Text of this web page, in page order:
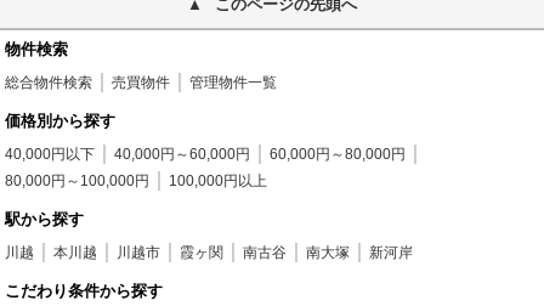
このページの先頭へ
物件検索
総合物件検索 売買物件 管理物件一覧
価格別から探す
40,000円以下 40,000円～60,000円
60,000円～80,000円
80,000円～100,000円
100,000円以上
駅から探す
川越 本川越 川越市 霞ヶ関 南古谷 南大塚 新河岸
こだわり条件から探す